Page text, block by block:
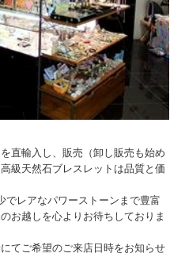
直輸入し、販売（卸し販売も始め
級天然石ブレスレットは品質と価
でレアなパワーストーンまで豊富
お越しを心よりお待ちしておりま
てご希望のご来店日時をお知らせ